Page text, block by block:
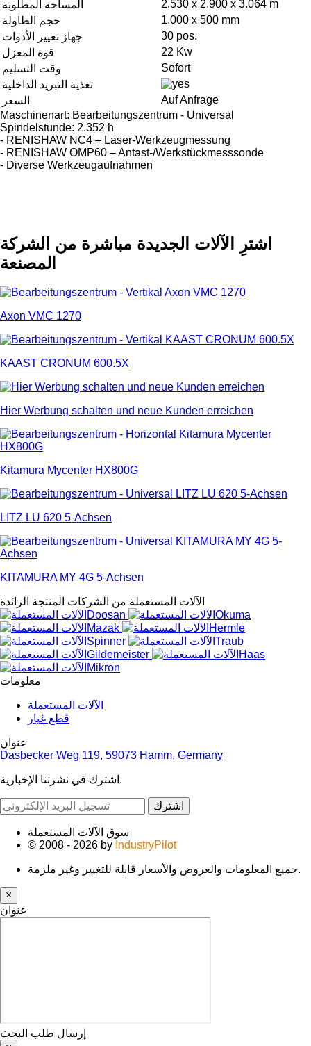
المساحة المطلوبة
2.530 x 2.900 x 3.064 m
حجم الطاولة
1.000 x 500 mm
جهاز تغيير الأدوات
30 pos.
قوة المغزل
22 Kw
وقت التسليم
Sofort
تغذية التبريد الداخلية
السعر
Auf Anfrage
Maschinenart: Bearbeitungszentrum - Universal
Spindelstunde: 2.352 h
- RENISHAW NC4 – Laser-Werkzeugmessung
- RENISHAW OMP60 – Antast-/Werkstückmesssonde
- Diverse Werkzeugaufnahmen
اشترِ الآلات الجديدة مباشرة من الشركة
المصنعة
Axon VMC 1270
KAAST CRONUM 600.5X
Hier Werbung schalten und neue Kunden erreichen
Kitamura Mycenter HX800G
LITZ LU 620 5-Achsen
KITAMURA MY 4G 5-Achsen
الآلات المستعملة من الشركات المنتجة الرائدة
معلومات
الآلات المستعملة
قطع غيار
عنوان
Dasbecker Weg 119, 59073 Hamm, Germany
اشترك في نشرتنا الإخبارية.
اشترك
سوق الآلات المستعملة
© 2008 - 2026 by IndustryPilot
جميع المعلومات والعروض والأسعار قابلة للتغيير وغير ملزمة.
×
عنوان
إرسال طلب البحث